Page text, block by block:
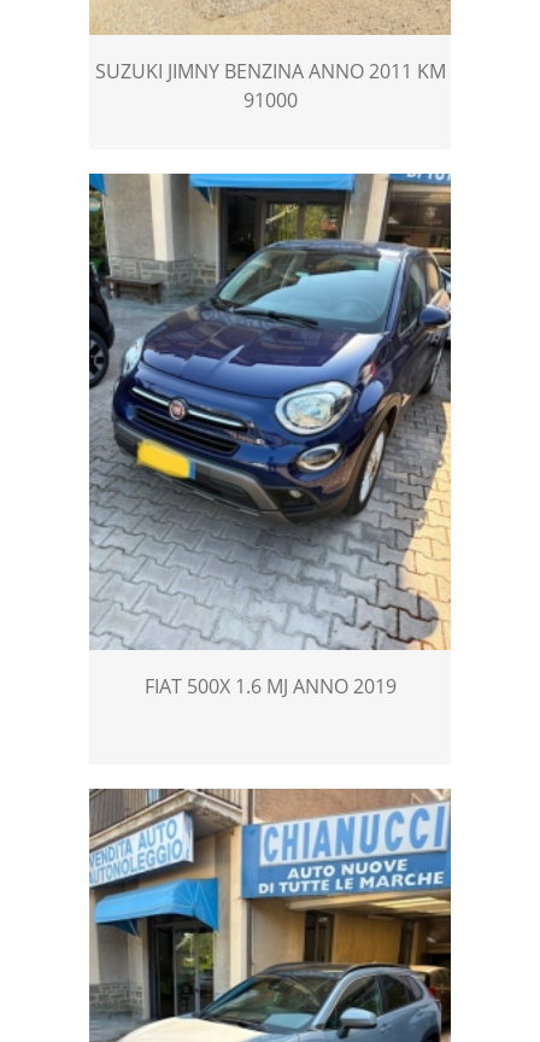
SUZUKI JIMNY BENZINA ANNO 2011 KM
91000
FIAT 500X 1.6 MJ ANNO 2019